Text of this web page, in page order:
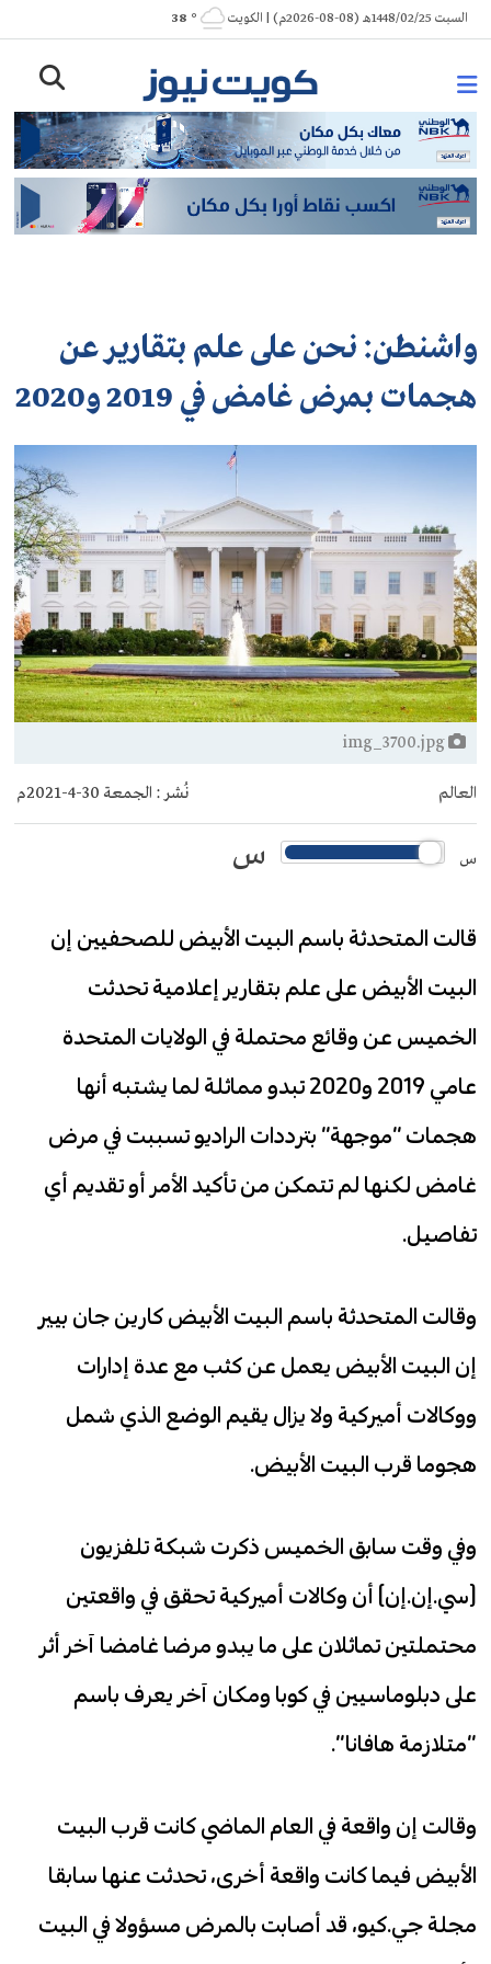
Skip
to
السبت 1448/02/25هـ (08-08-2026م) | الكويت ° 38
واشنطن: نحن على علم بتقارير عن
هجمات بمرض غامض في 2019 و2020
img_3700.jpg
العالم نُشر : الجمعة 30-4-2021م
س س
قالت المتحدثة باسم البيت الأبيض للصحفيين إن
البيت الأبيض على علم بتقارير إعلامية تحدثت
الخميس عن وقائع محتملة في الولايات المتحدة
عامي 2019 و2020 تبدو مماثلة لما يشتبه أنها
هجمات “موجهة” بترددات الراديو تسببت في مرض
غامض لكنها لم تتمكن من تأكيد الأمر أو تقديم أي
تفاصيل.
وقالت المتحدثة باسم البيت الأبيض كارين جان بيير
إن البيت الأبيض يعمل عن كثب مع عدة إدارات
ووكالات أميركية ولا يزال يقيم الوضع الذي شمل
هجوما قرب البيت الأبيض.
وفي وقت سابق الخميس ذكرت شبكة تلفزيون
(سي.إن.إن) أن وكالات أميركية تحقق في واقعتين
محتملتين تماثلان على ما يبدو مرضا غامضا آخر أثر
على دبلوماسيين في كوبا ومكان آخر يعرف باسم
“متلازمة هافانا”.
وقالت إن واقعة في العام الماضي كانت قرب البيت
الأبيض فيما كانت واقعة أخرى، تحدثت عنها سابقا
مجلة جي.كيو، قد أصابت بالمرض مسؤولا في البيت